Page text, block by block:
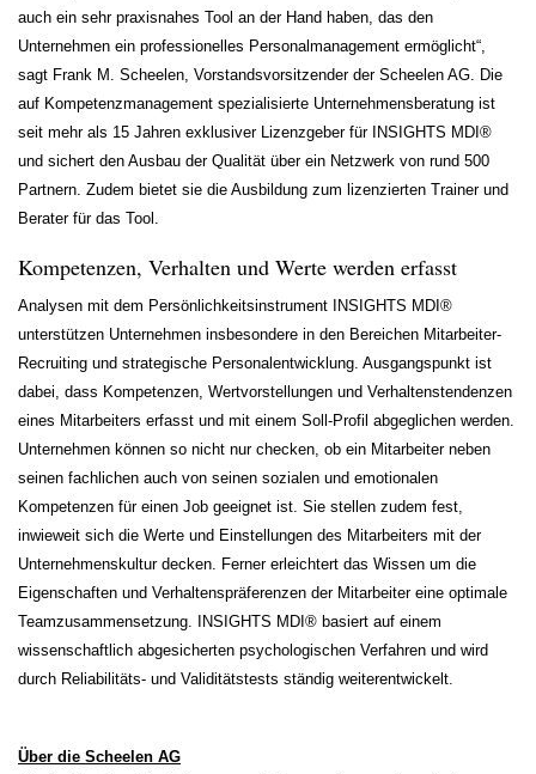
auch ein sehr praxisnahes Tool an der Hand haben, das den
Unternehmen ein professionelles Personalmanagement ermöglicht“,
sagt Frank M. Scheelen, Vorstandsvorsitzender der Scheelen AG. Die
auf Kompetenzmanagement spezialisierte Unternehmensberatung ist
seit mehr als 15 Jahren exklusiver Lizenzgeber für INSIGHTS MDI®
und sichert den Ausbau der Qualität über ein Netzwerk von rund 500
Partnern. Zudem bietet sie die Ausbildung zum lizenzierten Trainer und
Berater für das Tool.
Kompetenzen, Verhalten und Werte werden erfasst
Analysen mit dem Persönlichkeitsinstrument INSIGHTS MDI®
unterstützen Unternehmen insbesondere in den Bereichen Mitarbeiter-
Recruiting und strategische Personalentwicklung. Ausgangspunkt ist
dabei, dass Kompetenzen, Wertvorstellungen und Verhaltenstendenzen
eines Mitarbeiters erfasst und mit einem Soll-Profil abgeglichen werden.
Unternehmen können so nicht nur checken, ob ein Mitarbeiter neben
seinen fachlichen auch von seinen sozialen und emotionalen
Kompetenzen für einen Job geeignet ist. Sie stellen zudem fest,
inwieweit sich die Werte und Einstellungen des Mitarbeiters mit der
Unternehmenskultur decken. Ferner erleichtert das Wissen um die
Eigenschaften und Verhaltenspräferenzen der Mitarbeiter eine optimale
Teamzusammensetzung. INSIGHTS MDI® basiert auf einem
wissenschaftlich abgesicherten psychologischen Verfahren und wird
durch Reliabilitäts- und Validitätstests ständig weiterentwickelt.
Über die Scheelen AG